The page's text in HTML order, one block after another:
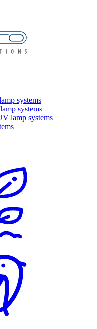
systems
systems
lamp systems